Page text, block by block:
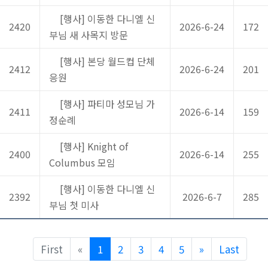
2420
[행사] 이동한 다니엘 신
부님 새 사목지 방문
2026-6-24 172
2412
[행사] 본당 월드컵 단체
응원
2026-6-24 201
2411
[행사] 파티마 성모님 가
정순례
2026-6-14 159
2400
[행사] Knight of
Columbus 모임
2026-6-14 255
2392
[행사] 이동한 다니엘 신
부님 첫 미사
2026-6-7 285
First « Previous
1 2 3 4 5 » NextLast